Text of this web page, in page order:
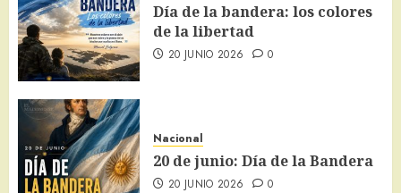
Día de la bandera: los colores
de la libertad
20 JUNIO 2026 0
Nacional
20 de junio: Día de la Bandera
20 JUNIO 2026 0